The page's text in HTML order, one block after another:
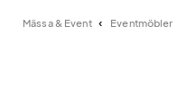
Mässa & Event Eventmöbler